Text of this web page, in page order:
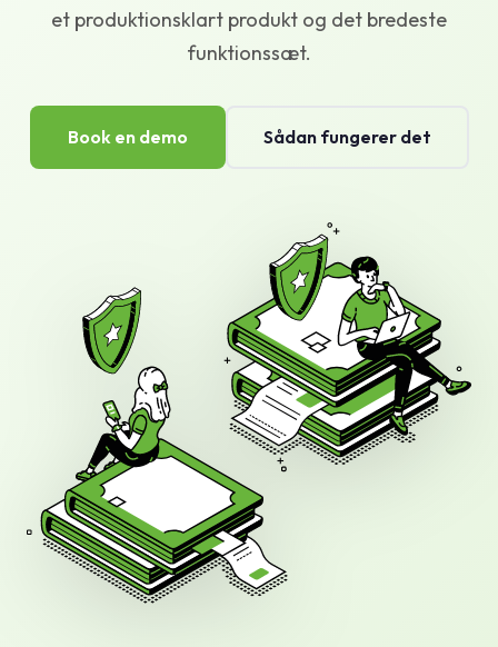
Vidensbase
et produktionsklart produkt og det bredeste
funktionssæt.
Book en demo Sådan fungerer det